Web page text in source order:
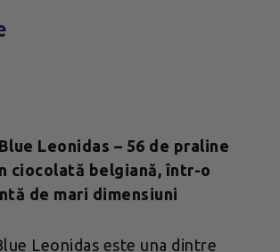
Leonidas – 56 de praline
ciocolată belgiană, într-o
de mari dimensiuni
Leonidas este una dintre